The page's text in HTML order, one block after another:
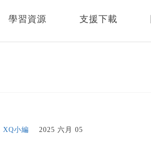
學習資源 支援下載
XQ小編 2025 六月 05